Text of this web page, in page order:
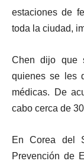
estaciones de
toda la ciudad,
Chen dijo que
quienes se les
médicas. De
cabo cerca de
En Corea del
Prevención de